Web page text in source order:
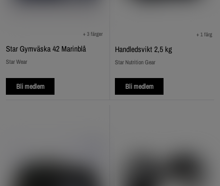
Star Gymväska 42 Marinblå
+ 3 färger
Star Wear
Bli medlem
Handledsvikt 2,5 kg
+ 1 färg
Star Nutrition Gear
Bli medlem